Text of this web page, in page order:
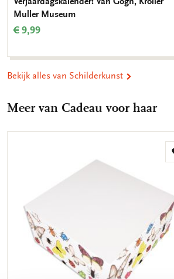
Muller Museum
€ 9,99
Bekijk alles van Schilderkunst
Meer van Cadeau voor haar